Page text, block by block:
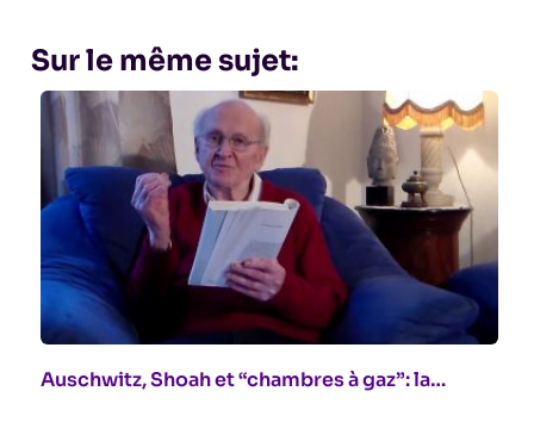
Sur le même sujet:
Auschwitz, Shoah et “chambres à gaz”: la…